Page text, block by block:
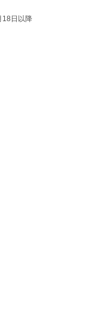
日以降